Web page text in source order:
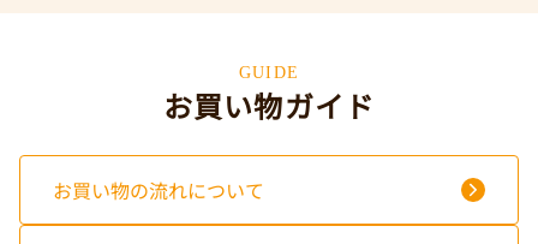
GUIDE
お買い物ガイド
お買い物の流れについて